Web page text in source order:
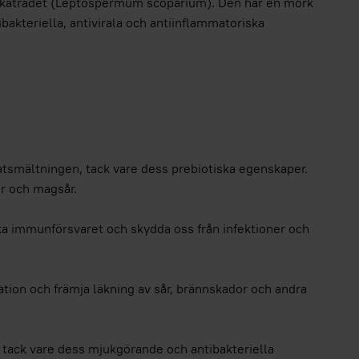
antivirala och antiinflammatoriska
tack vare dess prebiotiska egenskaper.
magsår.
immunförsvaret och skydda oss från infektioner och
och främja läkning av sår, brännskador och andra
vare dess mjukgörande och antibakteriella